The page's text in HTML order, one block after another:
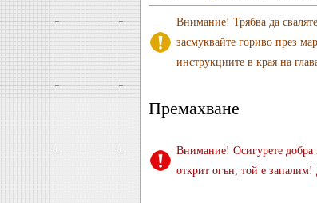
Внимание! Трябва да
засмуквайте гориво през
инструкциите в края на
Премахване
Внимание! Осигурете добра
открит огън, той е